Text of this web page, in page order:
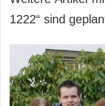
1222“ sind